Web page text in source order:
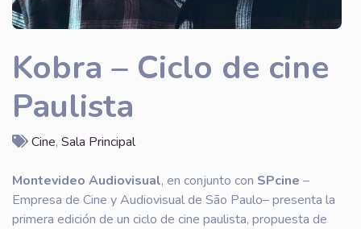
Kobra – Ciclo de cine
Paulista
Cine, Sala Principal
Montevideo Audiovisual, en conjunto con SPcine –
Empresa de Cine y Audiovisual de São Paulo– presenta la
primera edición de un ciclo de cine paulista, propuesta de